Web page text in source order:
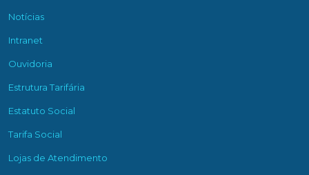
Notícias
Intranet
Ouvidoria
Estrutura Tarifária
Estatuto Social
Tarifa Social
Lojas de Atendimento